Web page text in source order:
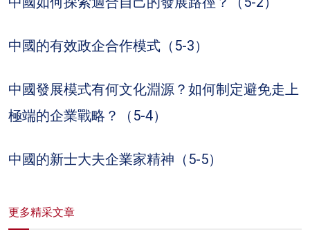
中國的有效政企合作模式（5-3）
中國發展模式有何文化淵源？如何制定避免走上
極端的企業戰略？（5-4）
中國的新士大夫企業家精神（5-5）
更多精采文章